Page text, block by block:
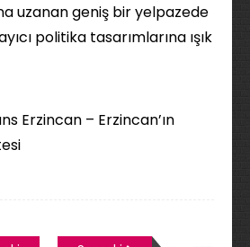
uzanan geniş bir yelpazede
politika tasarımlarına ışık
Erzincan – Erzincan’ın